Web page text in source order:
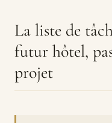
La liste de
futur hôtel,
projet